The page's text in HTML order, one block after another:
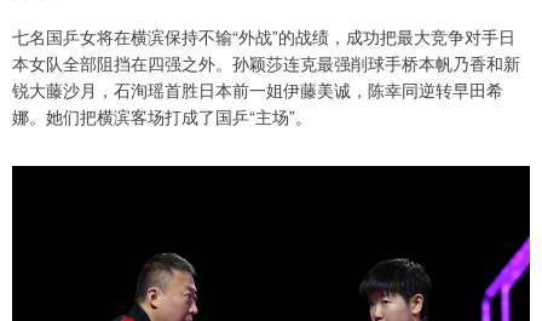
七名国乒女将在横滨保持不输“外战”的战绩，成功把最大竞争对手日
本女队全部阻挡在四强之外。孙颖莎连克最强削球手桥本帆乃香和新
锐大藤沙月，石洵瑶首胜日本前一姐伊藤美诚，陈幸同逆转早田希
娜。她们把横滨客场打成了国乒“主场”。